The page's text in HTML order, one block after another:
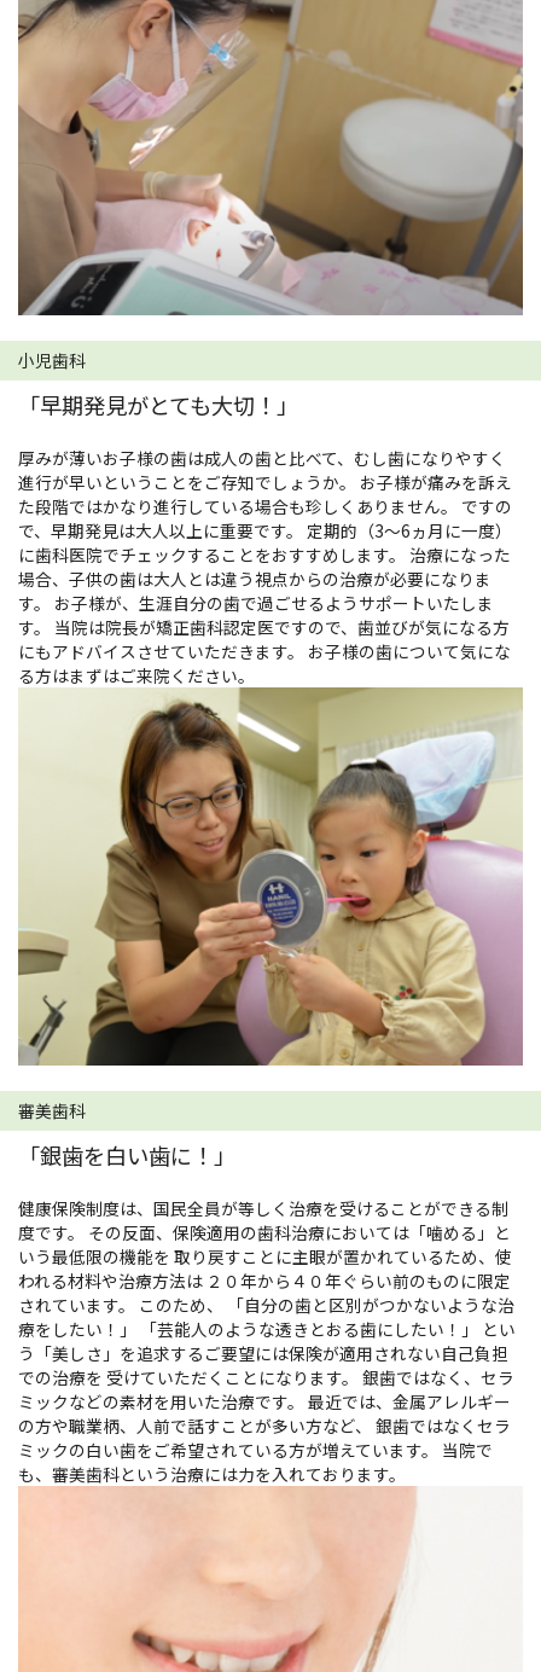
小児歯科
「早期発見がとても大切！」
厚みが薄いお子様の歯は成人の歯と比べて、むし歯になりやすく
進行が早いということをご存知でしょうか。 お子様が痛みを訴え
た段階ではかなり進行している場合も珍しくありません。 ですの
で、早期発見は大人以上に重要です。 定期的（3～6ヵ月に一度）
に歯科医院でチェックすることをおすすめします。 治療になった
場合、子供の歯は大人とは違う視点からの治療が必要になりま
す。 お子様が、生涯自分の歯で過ごせるようサポートいたしま
す。 当院は院長が矯正歯科認定医ですので、歯並びが気になる方
にもアドバイスさせていただきます。 お子様の歯について気にな
る方はまずはご来院ください。
審美歯科
「銀歯を白い歯に！」
健康保険制度は、国民全員が等しく治療を受けることができる制
度です。 その反面、保険適用の歯科治療においては「噛める」と
いう最低限の機能を 取り戻すことに主眼が置かれているため、使
われる材料や治療方法は ２０年から４０年ぐらい前のものに限定
されています。 このため、 「自分の歯と区別がつかないような治
療をしたい！」 「芸能人のような透きとおる歯にしたい！」 とい
う「美しさ」を追求するご要望には保険が適用されない自己負担
での治療を 受けていただくことになります。 銀歯ではなく、セラ
ミックなどの素材を用いた治療です。 最近では、金属アレルギー
の方や職業柄、人前で話すことが多い方など、 銀歯ではなくセラ
ミックの白い歯をご希望されている方が増えています。 当院で
も、審美歯科という治療には力を入れております。